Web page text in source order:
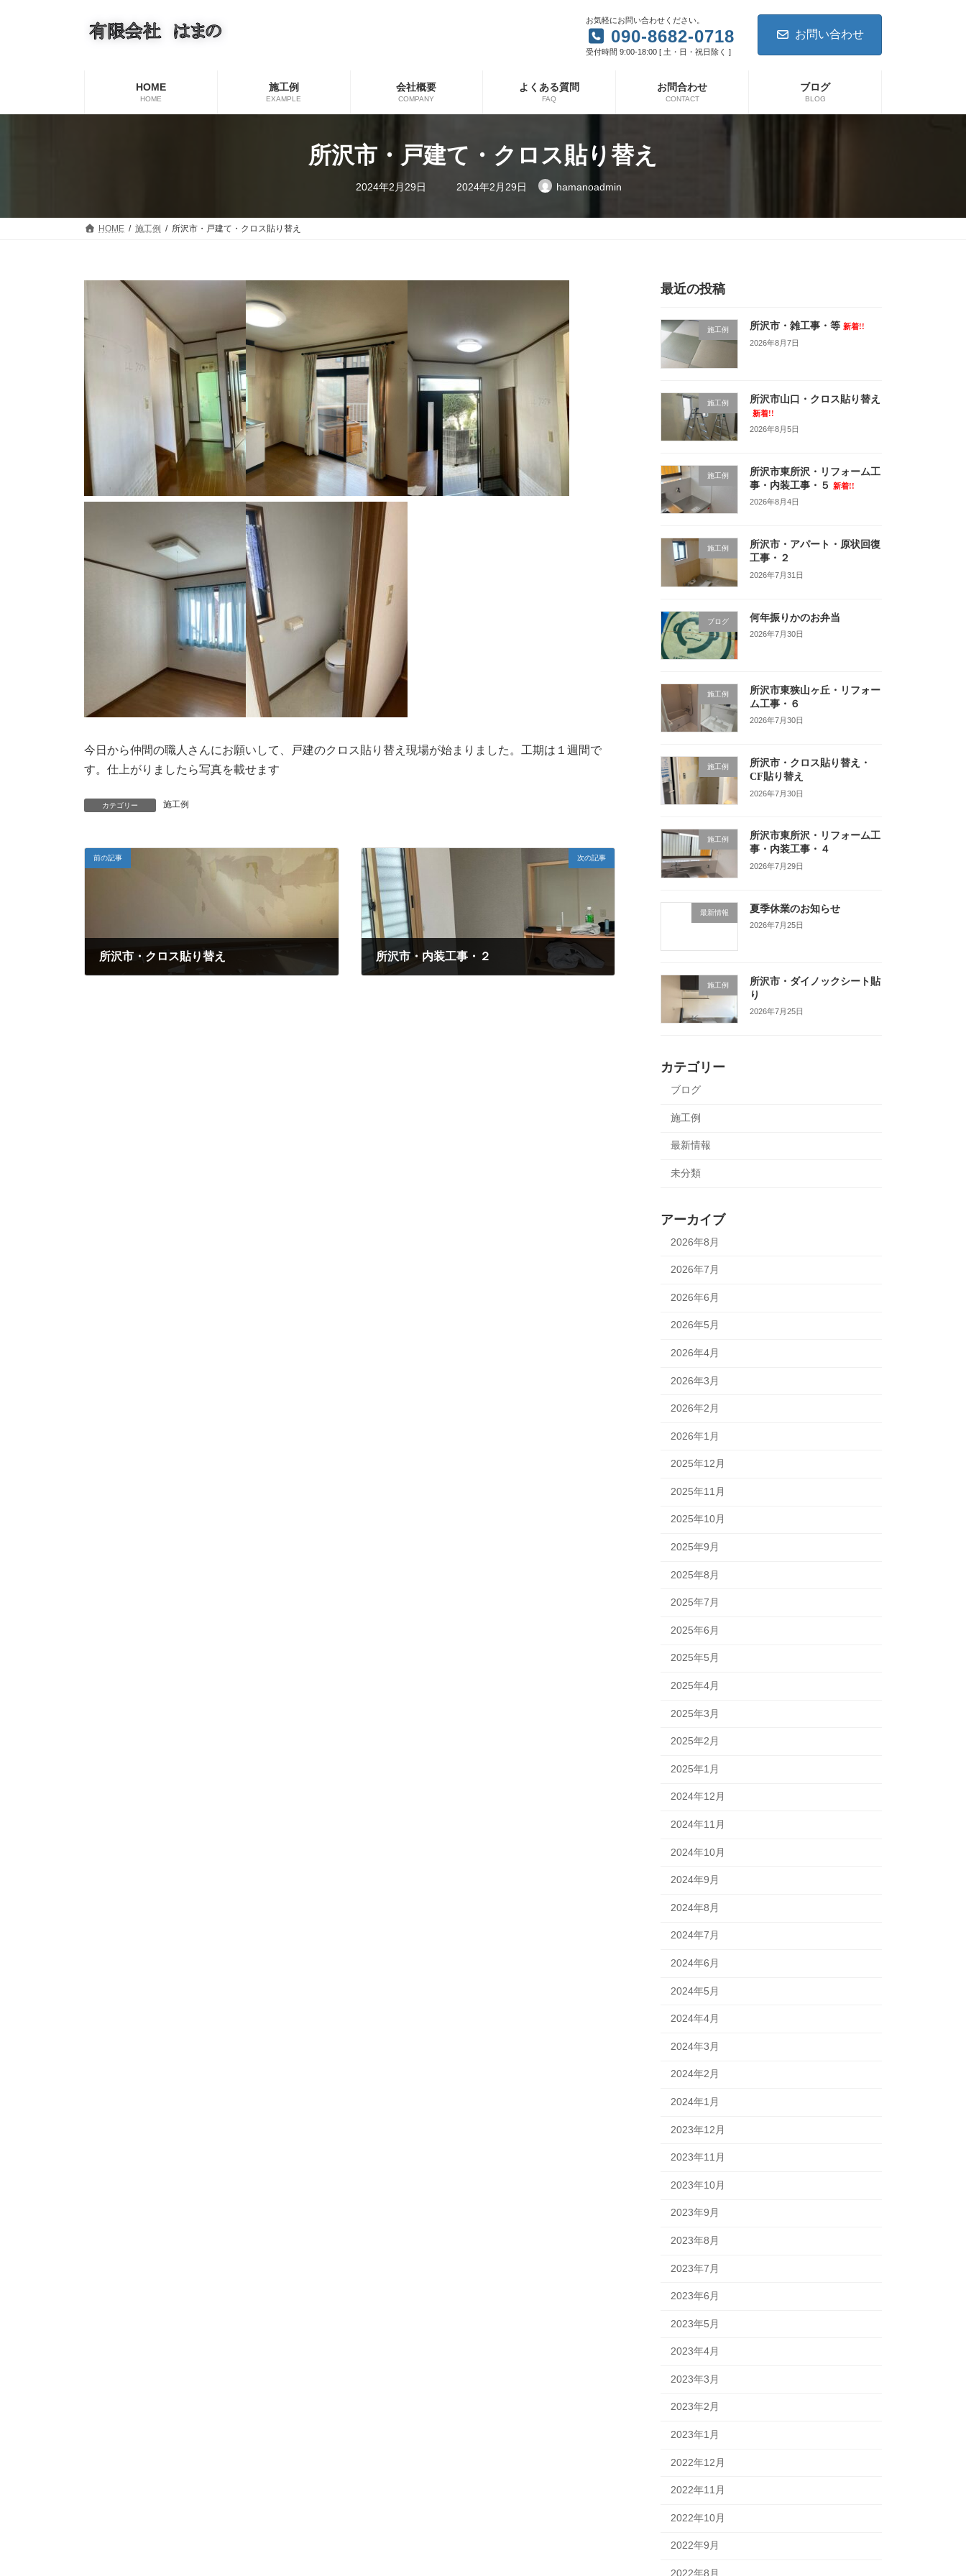
キ
に
お気軽にお問い合わせください。
090-8682-0718
受付時間 9:00-18:00 [ 土・日・祝日除く ]
お問い合わせ
HOME
HOME
施工例
EXAMPLE
会社概要
COMPANY
よくある質問
FAQ
お問合わせ
CONTACT
ブログ
BLOG
所沢市・戸建て・クロス貼り替え
2024年2月29日
最
終
日
2024年2月29日 hamanoadmin
HOME 施工例 所沢市・戸建て・クロス貼り替え
今日から仲間の職人さんにお願いして、戸建のクロス貼り替え現場が始まりました。工期は１週間で
す。仕上がりましたら写真を載せます
カテゴリー 施工例
前の記事
所沢市・クロス貼り替え
次の記事
所沢市・内装工事・２
最近の投稿
施工例 所沢市・雑工事・等 新着!!
2026年8月7日
施工例 所沢市山口・クロス貼り替え
新着!!
2026年8月5日
施工例
所沢市東所沢・リフォーム工
事・内装工事・５
新着!!
2026年8月4日
施工例
所沢市・アパート・原状回復
工事・２
2026年7月31日
ブログ 何年振りかのお弁当
2026年7月30日
施工例
所沢市東狭山ヶ丘・リフォー
ム工事・６
2026年7月30日
施工例
所沢市・クロス貼り替え・
CF貼り替え
2026年7月30日
施工例
所沢市東所沢・リフォーム工
事・内装工事・４
2026年7月29日
最新情報 夏季休業のお知らせ
2026年7月25日
施工例
所沢市・ダイノックシート貼
り
2026年7月25日
カテゴリー
ブログ
施工例
最新情報
未分類
アーカイブ
2026年8月
2026年7月
2026年6月
2026年5月
2026年4月
2026年3月
2026年2月
2026年1月
2025年12月
2025年11月
2025年10月
2025年9月
2025年8月
2025年7月
2025年6月
2025年5月
2025年4月
2025年3月
2025年2月
2025年1月
2024年12月
2024年11月
2024年10月
2024年9月
2024年8月
2024年7月
2024年6月
2024年5月
2024年4月
2024年3月
2024年2月
2024年1月
2023年12月
2023年11月
2023年10月
2023年9月
2023年8月
2023年7月
2023年6月
2023年5月
2023年4月
2023年3月
2023年2月
2023年1月
2022年12月
2022年11月
2022年10月
2022年9月
2022年8月